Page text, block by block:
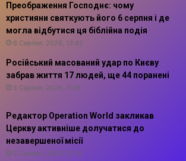
Преображення Господнє: чому
християни святкують його 6 серпня і де
могла відбутися ця біблійна подія
6 Серпня, 2026, 13:42
Російський масований удар по Києву
забрав життя 17 людей, ще 44 поранені
5 Серпня, 2026, 11:16
Редактор Operation World закликав
Церкву активніше долучатися до
незавершеної місії
5 Серпня, 2026, 10:14